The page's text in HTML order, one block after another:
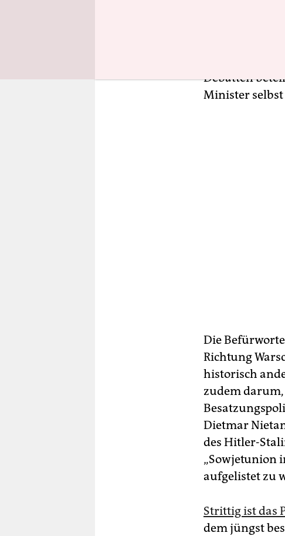
hat schon
in der Mitte
Debatten
Minister
Die
Richtung
historisch
zudem
Dietmar
des Hitler-
„Sowjetunion
aufgelistet zu
Strittig ist das
dem jüngst